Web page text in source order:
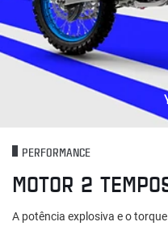
PERFORMANCE
MOTOR 2
A potência explosiva e o